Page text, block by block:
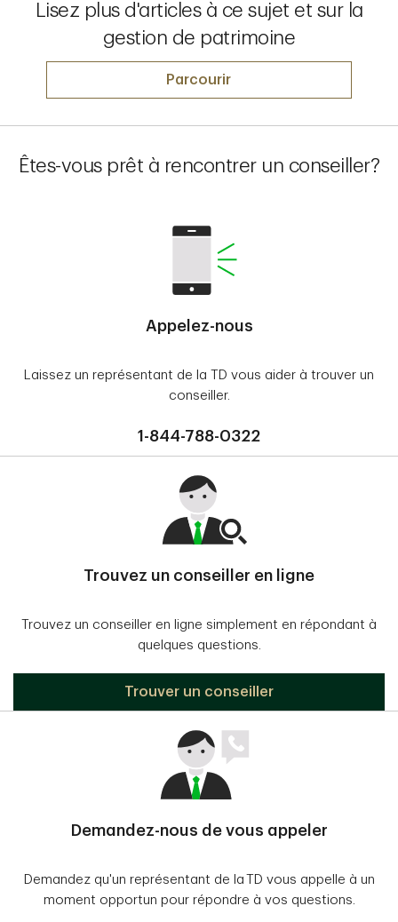
Lisez plus d'articles à ce sujet et sur la
gestion de patrimoine
Parcourir
Êtes-vous prêt à rencontrer un conseiller?
Appelez-nous
Laissez un représentant de la TD vous aider à trouver un
conseiller.
1-844-788-0322
Trouvez un conseiller en ligne
Trouvez un conseiller en ligne simplement en répondant à
quelques questions.
Trouver un conseiller
Demandez-nous de vous appeler
Demandez qu'un représentant de la TD vous appelle à un
moment opportun pour répondre à vos questions.